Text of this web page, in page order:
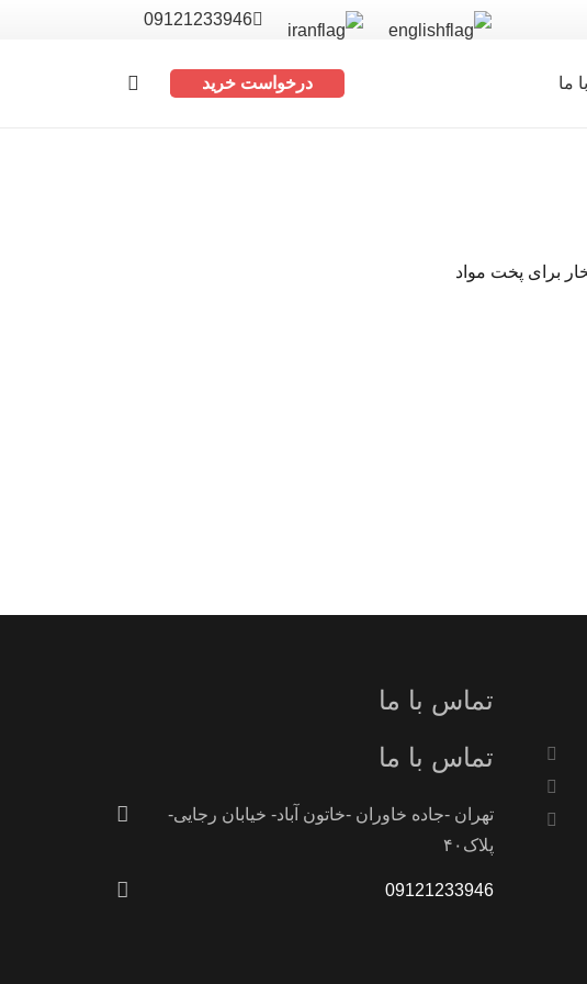
09121233946
ما درخواست خرید
برای پخت مواد
تماس با ما
تماس با ما
تهران -جاده خاوران -خاتون آباد- خیابان رجایی-
پلاک۴۰
09121233946